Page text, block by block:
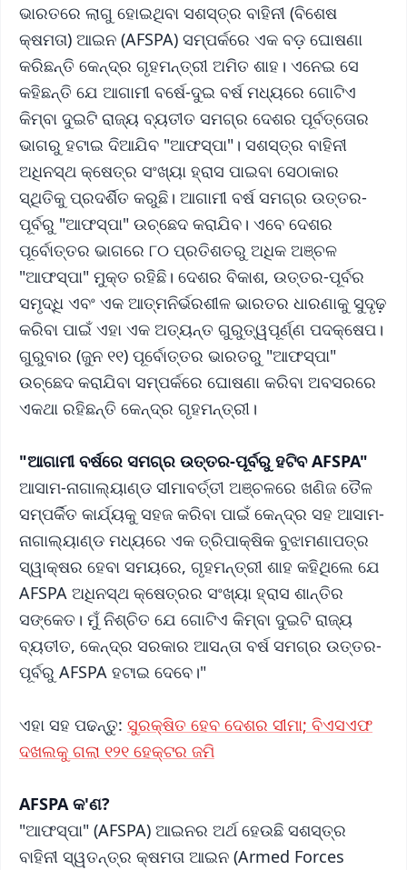
ଭାରତରେ ଲାଗୁ ହୋଇଥିବା ସଶସ୍ତ୍ର ବାହିନୀ (ବିଶେଷ
କ୍ଷମତା) ଆଇନ (AFSPA) ସମ୍ପର୍କରେ ଏକ ବଡ଼ ଘୋଷଣା
କରିଛନ୍ତି କେନ୍ଦ୍ର ଗୃହମନ୍ତ୍ରୀ ଅମିତ ଶାହ। ଏନେଇ ସେ
କହିଛନ୍ତି ଯେ ଆଗାମୀ ବର୍ଷେ-ଦୁଇ ବର୍ଷ ମଧ୍ୟରେ ଗୋଟିଏ
କିମ୍ବା ଦୁଇଟି ରାଜ୍ୟ ବ୍ୟତୀତ ସମଗ୍ର ଦେଶର ପୂର୍ବତ୍ତୋର
ଭାଗରୁ ହଟାଇ ଦିଆଯିବ "ଆଫସ୍ପା"। ସଶସ୍ତ୍ର ବାହିନୀ
ଅଧିନସ୍ଥ କ୍ଷେତ୍ର ସଂଖ୍ୟା ହ୍ରାସ ପାଇବା ସେଠାକାର
ସ୍ଥିତିକୁ ପ୍ରଦର୍ଶିତ କରୁଛି। ଆଗାମୀ ବର୍ଷ ସମଗ୍ର ଉତ୍ତର-
ପୂର୍ବରୁ "ଆଫସ୍ପା" ଉଚ୍ଛେଦ କରାଯିବ। ଏବେ ଦେଶର
ପୂର୍ବୋତ୍ତର ଭାଗରେ ୮୦ ପ୍ରତିଶତରୁ ଅଧିକ ଅଞ୍ଚଳ
"ଆଫସ୍ପା" ମୁକ୍ତ ରହିଛି। ଦେଶର ବିକାଶ, ଉତ୍ତର-ପୂର୍ବର
ସମୃଦ୍ଧି ଏବଂ ଏକ ଆତ୍ମନିର୍ଭରଶୀଳ ଭାରତର ଧାରଣାକୁ ସୁଦୃଢ଼
​​କରିବା ପାଇଁ ଏହା ଏକ ଅତ୍ୟନ୍ତ ଗୁରୁତ୍ୱପୂର୍ଣ୍ଣ ପଦକ୍ଷେପ।
ଗୁରୁବାର (ଜୁନ ୧୧) ପୂର୍ବୋତ୍ତର ଭାରତରୁ "ଆଫସ୍ପା"
ଉଚ୍ଛେଦ କରାଯିବା ସମ୍ପର୍କରେ ଘୋଷଣା କରିବା ଅବସରରେ
ଏକଥା ରହିଛନ୍ତି କେନ୍ଦ୍ର ଗୃହମନ୍ତ୍ରୀ।
"ଆଗାମୀ ବର୍ଷରେ ସମଗ୍ର ଉତ୍ତର-ପୂର୍ବରୁ ହଟିବ AFSPA"
ଆସାମ-ନାଗାଲ୍ୟାଣ୍ଡ ସୀମାବର୍ତ୍ତୀ ଅଞ୍ଚଳରେ ଖଣିଜ ତୈଳ
ସମ୍ପର୍କିତ କାର୍ଯ୍ୟକୁ ସହଜ କରିବା ପାଇଁ କେନ୍ଦ୍ର ସହ ଆସାମ-
ନାଗାଲ୍ୟାଣ୍ଡ ମଧ୍ୟରେ ଏକ ତ୍ରିପାକ୍ଷିକ ବୁଝାମଣାପତ୍ର
ସ୍ୱାକ୍ଷର ହେବା ସମୟରେ, ଗୃହମନ୍ତ୍ରୀ ଶାହ କହିଥିଲେ ଯେ
AFSPA ଅଧିନସ୍ଥ କ୍ଷେତ୍ରର ସଂଖ୍ୟା ହ୍ରାସ ଶାନ୍ତିର
ସଙ୍କେତ। ମୁଁ ନିଶ୍ଚିତ ଯେ ଗୋଟିଏ କିମ୍ବା ଦୁଇଟି ରାଜ୍ୟ
ବ୍ୟତୀତ, କେନ୍ଦ୍ର ସରକାର ଆସନ୍ତା ବର୍ଷ ସମଗ୍ର ଉତ୍ତର-
ପୂର୍ବରୁ AFSPA ହଟାଇ ଦେବେ।"
ଏହା ସହ ପଢନ୍ତୁ: ସୁରକ୍ଷିତ ହେବ ଦେଶର ସୀମା; ବିଏସଏଫ
ଦଖଲକୁ ଗଲା ୧୨୧ ହେକ୍ଟର ଜମି
AFSPA କ'ଣ?
"ଆଫସ୍ପା" (AFSPA) ଆଇନର ଅର୍ଥ ହେଉଛି ସଶସ୍ତ୍ର
ବାହିନୀ ସ୍ୱତନ୍ତ୍ର କ୍ଷମତା ଆଇନ (Armed Forces